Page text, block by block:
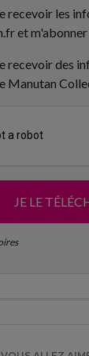
recevoir les
et
recevoir des
Manutan
JE LE